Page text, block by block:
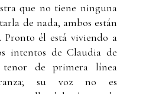
que no tiene ninguna
de nada, ambos están
Pronto él está viviendo a
intentos de Claudia de
de primera línea
su voz no es